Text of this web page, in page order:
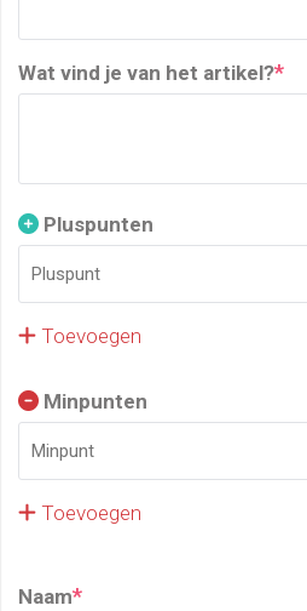
Wat vind je van het artikel?*
Pluspunten
Toevoegen
Minpunten
Toevoegen
Naam*